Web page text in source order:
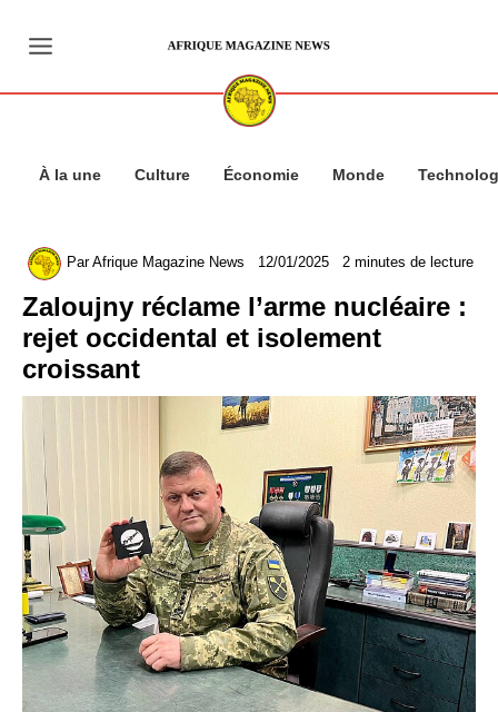
contenu
À la une Culture Économie Monde
ParAfrique Magazine News 12/01/2025 2 minutes de lecture
Zaloujny réclame l’arme nucléaire :
rejet occidental et isolement
croissant